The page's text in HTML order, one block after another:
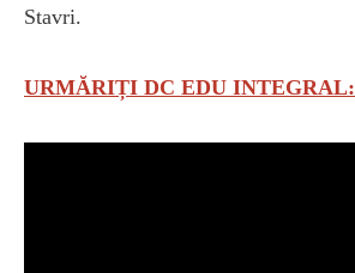
Stavri.
URMĂRIȚI DC EDU INTEGRAL: